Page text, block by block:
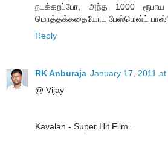
நடக்கறப்போ, அந்த 1000 ரூபாய
மொத்தக்கதையோட பேஸ்மென்ட்
Reply
RK Anburaja January 17, 2011 at
@ Vijay
Kavalan - Super Hit Film..